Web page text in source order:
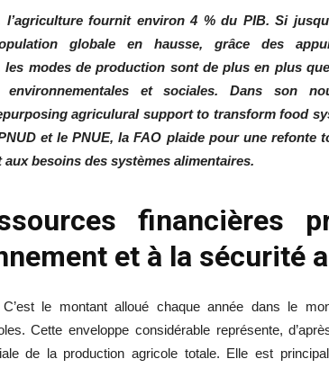
l’agriculture fournit environ 4 % du PIB. Si
globale en hausse, grâce des
les modes de production sont de plus en plus
environnementales et sociales. Dans son
agriculural support to transform food
et le PNUE, la FAO plaide pour une refonte
aux besoins des systèmes alimentaires.
financières
et à la sécurité
le montant alloué chaque année dans le
Cette enveloppe considérable représente,
de la production agricole totale. Elle est